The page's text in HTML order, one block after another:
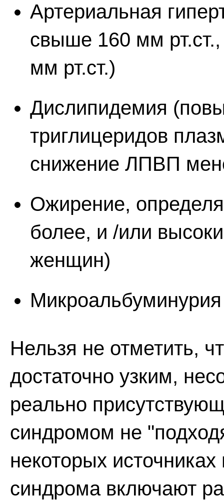
Артериальная
свыше 160 мм
мм рт.ст.)
Дислипидемия
триглицеридов
снижение ЛПВП
Ожирение,
более, и /или
женщин)
Нельзя не отметить,
достаточно узким,
реально
синдромом не
некоторых
синдрома включают